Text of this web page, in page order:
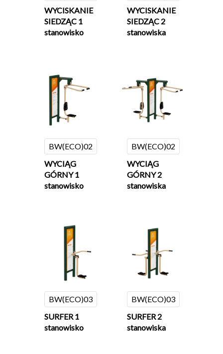
WYCISKANIE
SIEDZĄC 1
stanowisko
WYCISKANIE
SIEDZĄC 2
stanowiska
BW(ECO)02
WYCIĄG
GÓRNY 1
stanowisko
BW(ECO)02
WYCIĄG
GÓRNY 2
stanowiska
BW(ECO)03
SURFER 1
stanowisko
BW(ECO)03
SURFER 2
stanowiska